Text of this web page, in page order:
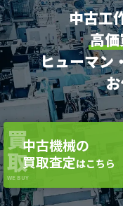
中古工
高
ヒューマン
買
取
WE BUY
中古機械の
買取査定はこちら